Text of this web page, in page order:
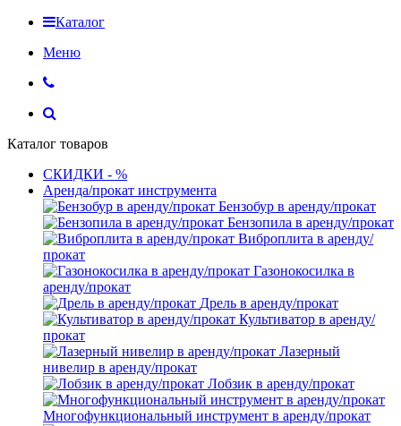
Каталог
Меню
Каталог товаров
СКИДКИ - %
Аренда/прокат инструмента
Бензобур в аренду/прокат
Бензопила в аренду/прокат
Виброплита в аренду/
прокат
Газонокосилка в
аренду/прокат
Дрель в аренду/прокат
Культиватор в аренду/
прокат
Лазерный
нивелир в аренду/прокат
Лобзик в аренду/прокат
Многофункциональный инструмент в аренду/прокат